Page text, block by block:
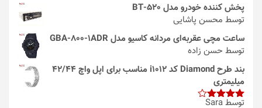
پخش کننده خودرو مدل 520-BT
توسط محسن پاشایی
ساعت مچی عقربه‌ای مردانه کاسیو مدل GBA-800-1ADR
توسط حسن زاده
بند طرح Diamond کد i1012 مناسب برای اپل واچ 42/44
میلیمتری
امتیاز4 توسط Sara